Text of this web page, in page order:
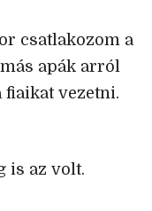
csatlakozom a
apák arról
fiaikat vezetni.
is az volt.